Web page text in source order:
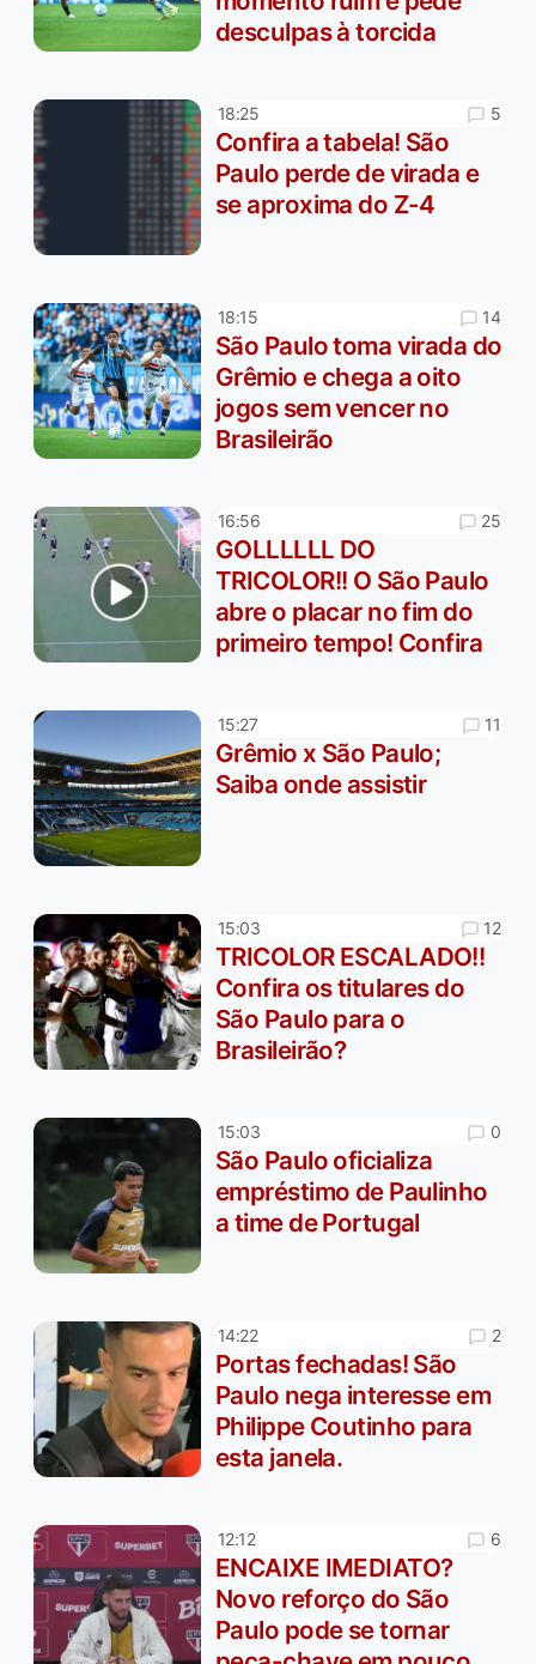
desculpas à torcida
18:25 5
Confira a tabela! São
Paulo perde de virada e
se aproxima do Z-4
18:15 14
São Paulo toma virada do
Grêmio e chega a oito
jogos sem vencer no
Brasileirão
16:56 25
GOLLLLLL DO
TRICOLOR!! O São Paulo
abre o placar no fim do
primeiro tempo! Confira
15:27 11
Grêmio x São Paulo;
Saiba onde assistir
15:03 12
TRICOLOR ESCALADO!!
Confira os titulares do
São Paulo para o
Brasileirão?
15:03 0
São Paulo oficializa
empréstimo de Paulinho
a time de Portugal
14:22 2
Portas fechadas! São
Paulo nega interesse em
Philippe Coutinho para
esta janela.
12:12 6
ENCAIXE IMEDIATO?
Novo reforço do São
Paulo pode se tornar